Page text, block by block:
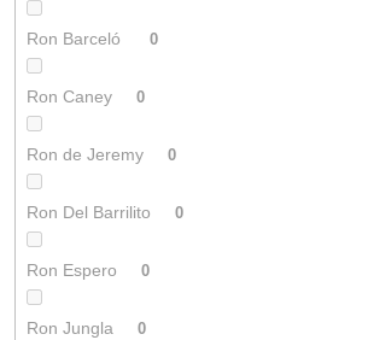
Ron Barceló 0
Ron Caney 0
Ron de Jeremy 0
Ron Del Barrilito 0
Ron Espero 0
Ron Jungla 0